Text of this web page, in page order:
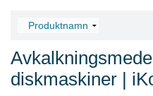
diskmaskiner |